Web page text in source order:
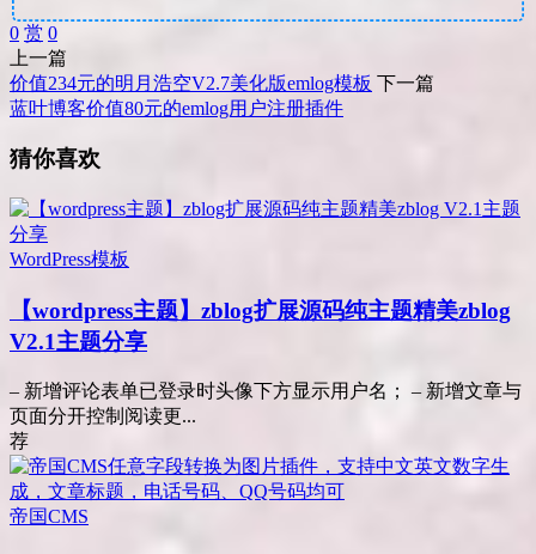
0 赏 0
上一篇
价值234元的明月浩空V2.7美化版emlog模板 下一篇
蓝叶博客价值80元的emlog用户注册插件
猜你喜欢
WordPress模板
【wordpress主题】zblog扩展源码纯主题精美zblog
V2.1主题分享
– 新增评论表单已登录时头像下方显示用户名； – 新增文章与
页面分开控制阅读更...
荐
帝国CMS